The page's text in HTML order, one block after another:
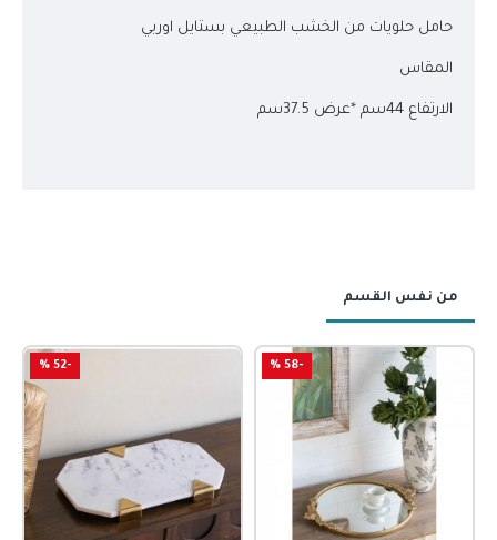
حامل حلويات من الخشب الطبيعي بستايل اوربي
المقاس
الارتفاع 44سم *عرض 37.5سم
من نفس القسم
-58 %
-52 %